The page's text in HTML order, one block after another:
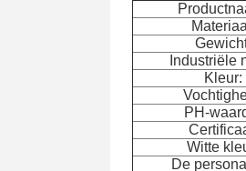
Industriële
Kleur:
PH-
Witte
De